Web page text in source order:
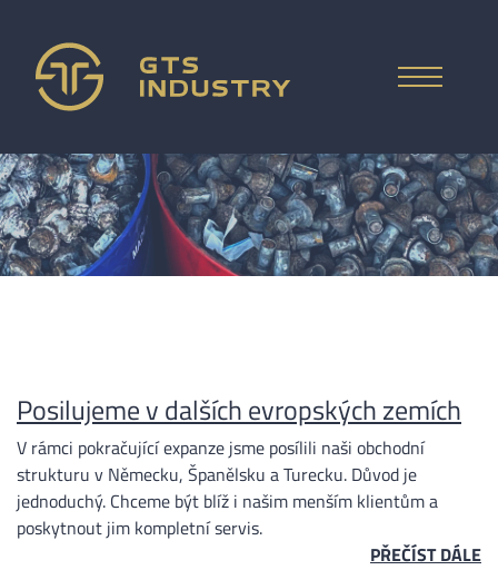
ENGLISH
DEUTSCH
ESPAÑOL
中文
ÚVOD
CO VYKUPUJEME
POPTÁVKA CENY
KONTAKT
Posilujeme v dalších evropských zemích
V rámci pokračující expanze jsme posílili naši obchodní
strukturu v Německu, Španělsku a Turecku. Důvod je
jednoduchý. Chceme být blíž i našim menším klientům a
poskytnout jim kompletní servis.
PŘEČÍST DÁLE